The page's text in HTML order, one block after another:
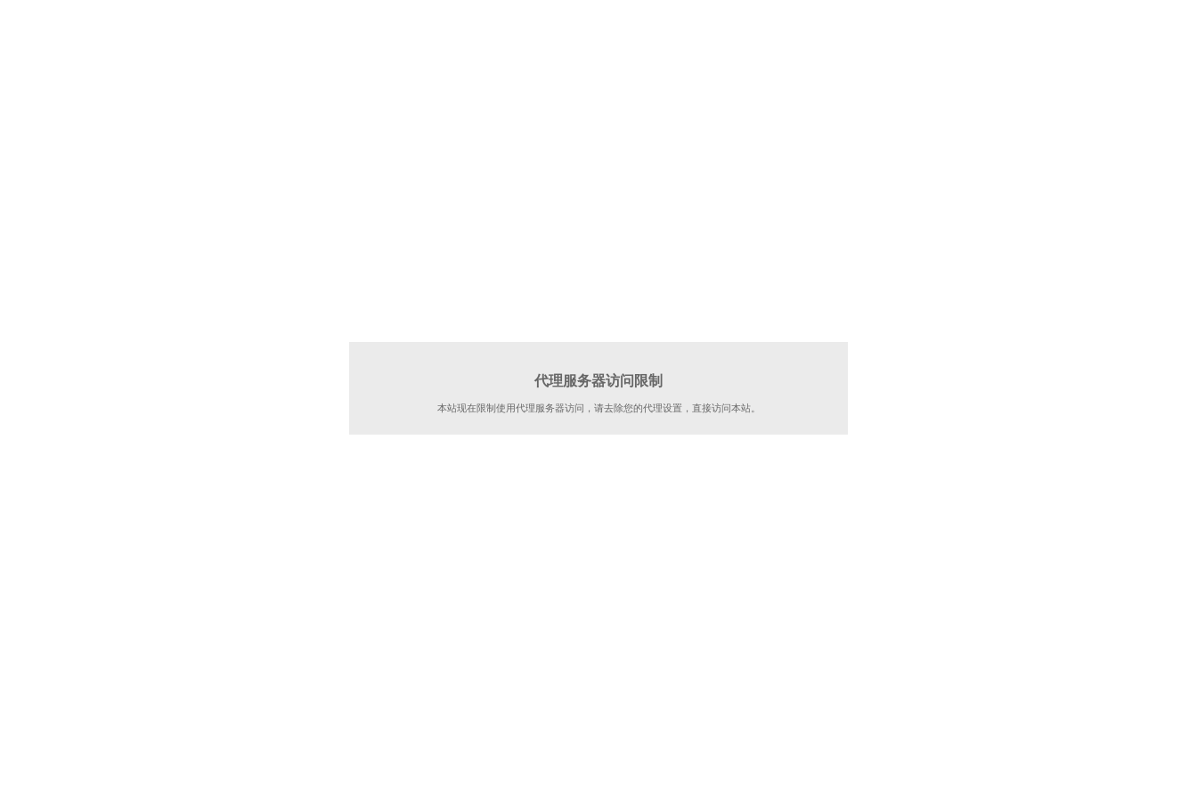
代理服务器访问限制
本站现在限制使用代理服务器访问，请去除您的代理设置，直接访问本站。